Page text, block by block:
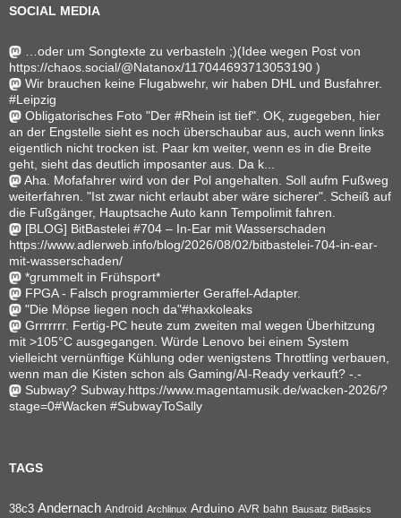
SOCIAL MEDIA
…oder um Songtexte zu verbasteln ;)(Idee wegen Post von
https://chaos.social/@Natanox/117044693713053190 )
Wir brauchen keine Flugabwehr, wir haben DHL und Busfahrer.
#Leipzig
Obligatorisches Foto "Der #Rhein ist tief". OK, zugegeben, hier
an der Engstelle sieht es noch überschaubar aus, auch wenn links
eigentlich nicht trocken ist. Paar km weiter, wenn es in die Breite
geht, sieht das deutlich imposanter aus. Da k...
Aha. Mofafahrer wird von der Pol angehalten. Soll aufm Fußweg
weiterfahren. "Ist zwar nicht erlaubt aber wäre sicherer". Scheiß auf
die Fußgänger, Hauptsache Auto kann Tempolimit fahren.
[BLOG] BitBastelei #704 – In-Ear mit Wasserschaden
https://www.adlerweb.info/blog/2026/08/02/bitbastelei-704-in-ear-
mit-wasserschaden/
*grummelt in Frühsport*
FPGA - Falsch programmierter Geraffel-Adapter.
"Die Möpse liegen noch da"#haxkoleaks
Grrrrrrr. Fertig-PC heute zum zweiten mal wegen Überhitzung
mit >105°C ausgegangen. Würde Lenovo bei einem System
vielleicht vernünftige Kühlung oder wenigstens Throttling verbauen,
wenn man die Kisten schon als Gaming/AI-Ready verkauft? -.-
Subway? Subway.https://www.magentamusik.de/wacken-2026/?
stage=0#Wacken #SubwayToSally
TAGS
38c3 Andernach Android Archlinux Arduino AVR bahn Bausatz BitBasics